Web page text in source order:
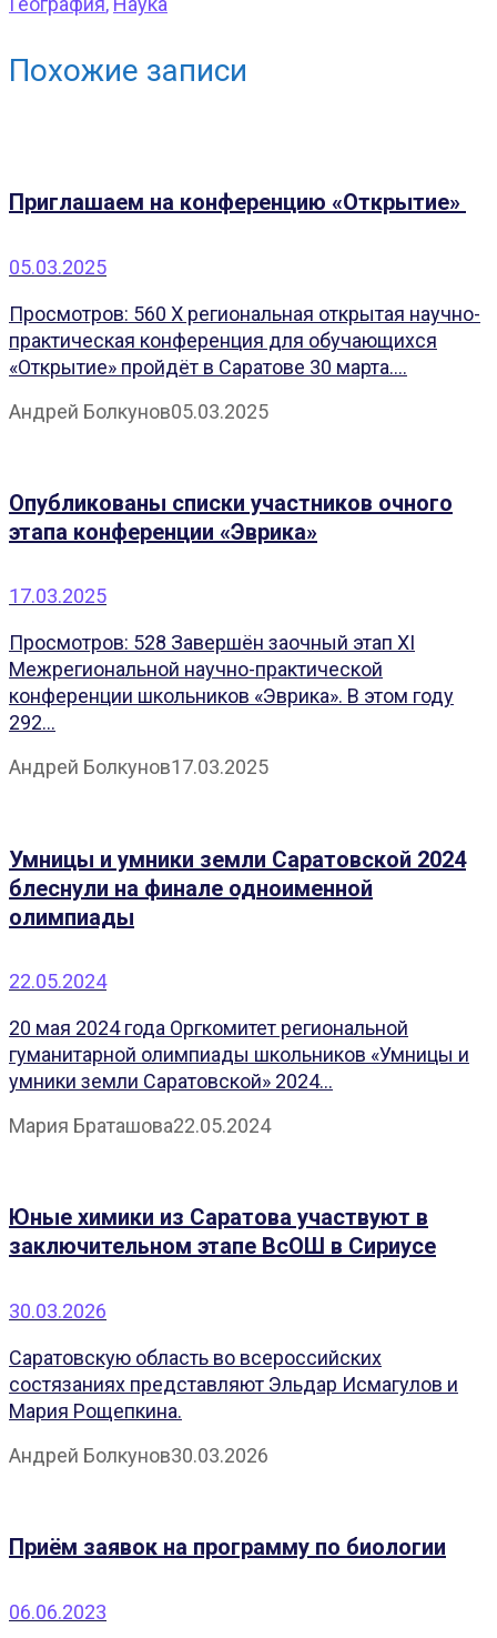
Похожие записи
Приглашаем на конференцию «Открытие»
05.03.2025
Просмотров: 560 X региональная открытая научно-
практическая конференция для обучающихся
«Открытие» пройдёт в Саратове 30 марта....
Андрей Болкунов05.03.2025
Опубликованы списки участников очного
этапа конференции «Эврика»
17.03.2025
Просмотров: 528 Завершён заочный этап XI
Межрегиональной научно-практической
конференции школьников «Эврика». В этом году
292...
Андрей Болкунов17.03.2025
Умницы и умники земли Саратовской 2024
блеснули на финале одноименной
олимпиады
22.05.2024
20 мая 2024 года Оргкомитет региональной
гуманитарной олимпиады школьников «Умницы и
умники земли Саратовской» 2024...
Мария Браташова22.05.2024
Юные химики из Саратова участвуют в
заключительном этапе ВсОШ в Сириусе
30.03.2026
Саратовскую область во всероссийских
состязаниях представляют Эльдар Исмагулов и
Мария Рощепкина.
Андрей Болкунов30.03.2026
Приём заявок на программу по биологии
06.06.2023